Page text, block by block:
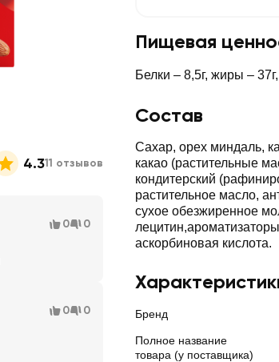
Пищевая
Белки – 8,5г, жиры –
Состав
Сахар, орех миндаль,
какао (растительные
кондитерский
растительное масло,
сухое обезжиренное
аскорбиновая кислота.
Бренд
Полное название
товара (у поставщика)
4.311 отзывов
0 0
0 0